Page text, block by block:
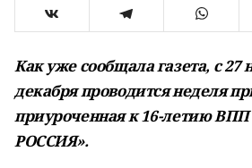
Как уже сообщала газета, с27
декабря проводится неделя
приуроченная к16-летию ВПП
РОССИЯ».